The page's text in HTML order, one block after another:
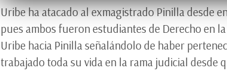
Uribe ha atacado al exmagistrado Pinilla desde
pues ambos fueron estudiantes de Derecho en
Uribe hacia Pinilla señalándolo de haber
trabajado toda su vida en la rama judicial desde